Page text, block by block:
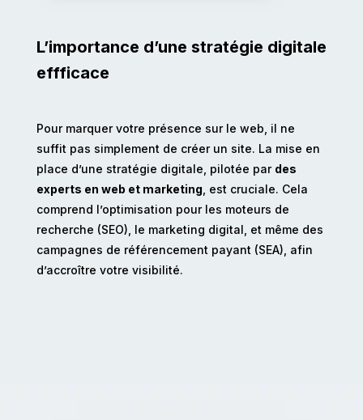
L’importance d’une stratégie digitale
effficace
Pour marquer votre présence sur le web, il ne
suffit pas simplement de créer un site. La mise en
place d’une stratégie digitale, pilotée par des
experts en web et marketing , est cruciale. Cela
comprend l’optimisation pour les moteurs de
recherche (SEO), le marketing digital, et même des
campagnes de référencement payant (SEA), afin
d’accroître votre visibilité.